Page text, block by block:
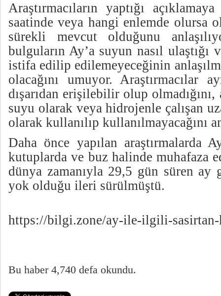
Araştırmacıların yaptığı
saatinde veya hangi enlemde olursa
sürekli mevcut olduğunu
bulguların Ay’a suyun nasıl ulaştığı
istifa edilip edilemeyeceğinin
olacağını umuyor. Araştırmacılar
dışarıdan erişilebilir olup
suyu olarak veya hidrojenle çalışan
olarak kullanılıp kullanılmayacağını
Daha önce yapılan araştırmalarda
kutuplarda ve buz halinde muhafaza
dünya zamanıyla 29,5 gün süren ay
yok olduğu ileri sürülmüştü.
https://bilgi.zone/ay-ile-ilgili-
Bu haber 4,740 defa okundu.